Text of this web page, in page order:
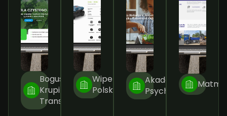
Bogusław
Krupiński
Transport
Wiper
Polska
Akademia
Psychodietetyka